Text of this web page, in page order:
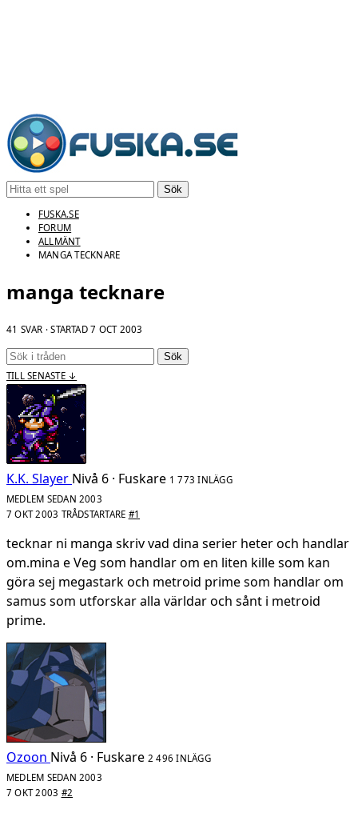
Sök
FUSKA.SE
FORUM
ALLMÄNT
MANGA TECKNARE
manga tecknare
41 SVAR · STARTAD7 OCT 2003
Sök
TILL SENASTE ↓
K.K. Slayer Nivå 6 · Fuskare 1 773 INLÄGG
MEDLEM SEDAN 2003
7 OKT 2003 TRÅDSTARTARE #1
tecknar ni manga skriv vad dina serier heter och handlar
om.mina e Veg som handlar om en liten kille som kan
göra sej megastark och metroid prime som handlar om
samus som utforskar alla världar och sånt i metroid
prime.
Ozoon Nivå 6 · Fuskare 2 496 INLÄGG
MEDLEM SEDAN 2003
7 OKT 2003 #2